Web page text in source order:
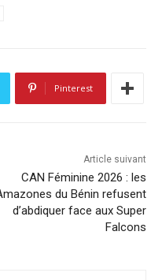
Pinterest
Article suivant
CAN Féminine 2026 : les
du Bénin refusent
d’abdiquer face aux Super
Falcons